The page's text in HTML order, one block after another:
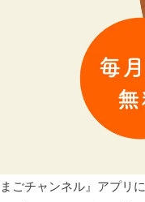
ごチャンネル』アプリ